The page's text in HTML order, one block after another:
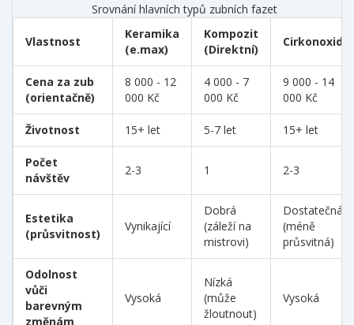
Srovnání hlavních typů zubních fazet
Vlastnost
Keramika
(e.max)
Kompozit
(Direktní)
Cirkonoxid
Cena za zub
(orientačně)
8 000 - 12
000 Kč
4 000 - 7
000 Kč
9 000 - 14
000 Kč
Životnost 15+ let 5-7 let 15+ let
Počet
návštěv
2-3 1 2-3
Estetika
(průsvitnost)
Vynikající
Dobrá
(záleží na
mistrovi)
Dostatečná
(méně
průsvitná)
Odolnost
vůči
barevným
změnám
Vysoká
Nízká
(může
žloutnout)
Vysoká